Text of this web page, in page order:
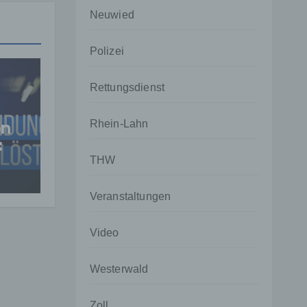
Neuwied
Polizei
Rettungsdienst
Rhein-Lahn
THW
Veranstaltungen
Video
Westerwald